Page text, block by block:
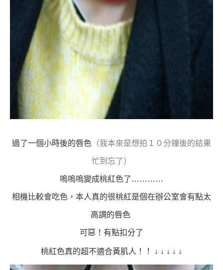
過了一個小時後的唇色 （我本來是想拍１０分鐘後的結果
忙到忘了）
嗚嗚嗚變成桃紅色了…………
相機比較會吃色，本人真的很桃紅是個在辦公室會有點太
高調的唇色
可惡！有點扣分了
桃紅色真的超不適合黃肌人 ！！ ↓ ↓ ↓ ↓ ↓